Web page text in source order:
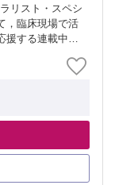
リスト・スペシ
，臨床現場で活
援する連載中心
ャリアプランな
Spec...